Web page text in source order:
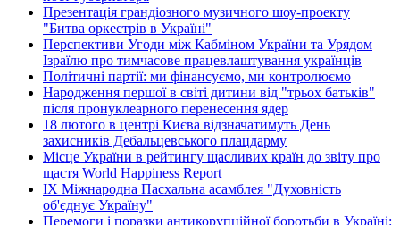
Презентація грандіозного музичного шоу-проекту
"Битва оркестрів в Україні"
Перспективи Угоди між Кабміном України та Урядом
Ізраїлю про тимчасове працевлаштування українців
Політичні партії: ми фінансуємо, ми контролюємо
Народження першої в світі дитини від "трьох батьків"
після пронуклеарного перенесення ядер
18 лютого в центрі Києва відзначатимуть День
захисників Дебальцевського плацдарму
Місце України в рейтингу щасливих країн до звіту про
щастя World Happiness Report
ІХ Міжнародна Пасхальна асамблея "Духовність
об'єднує Україну"
Перемоги і поразки антикорупційної боротьби в Україні: